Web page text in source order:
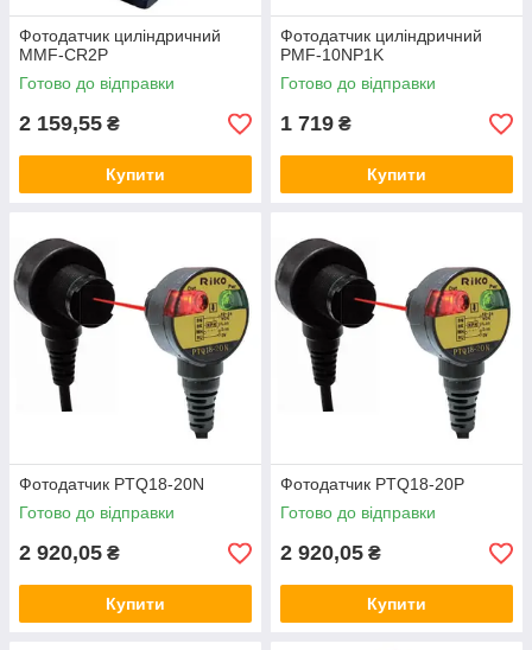
Фотодатчик SU-N
U-подібний фотодатчик зі світловипромінюючим діодом
LED 940 nm. Пристрій можна використовувати за різних
умов: він працює як за низьких (до -10), так і за високих
Фотодатчик циліндричний
MMF-CR2P
Готово до відправки
2 159,55 ₴
Купити
Фотодатчик циліндричний
PMF-10NP1K
Готово до відправки
1 719 ₴
Купити
Фотодатчик PTQ18-20N
Готово до відправки
2 920,05 ₴
Купити
Фотодатчик PTQ18-20P
Готово до відправки
2 920,05 ₴
Купити